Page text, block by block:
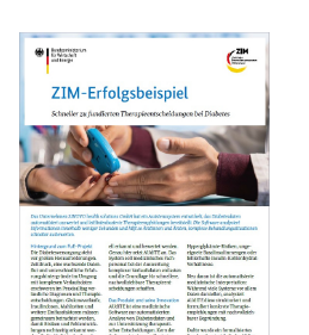
Öffnet PDF "Schneller zu fundierten